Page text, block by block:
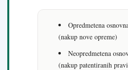
Opredmetena
(nakup nove opreme)
Neopredmetena
(nakup patentiranih